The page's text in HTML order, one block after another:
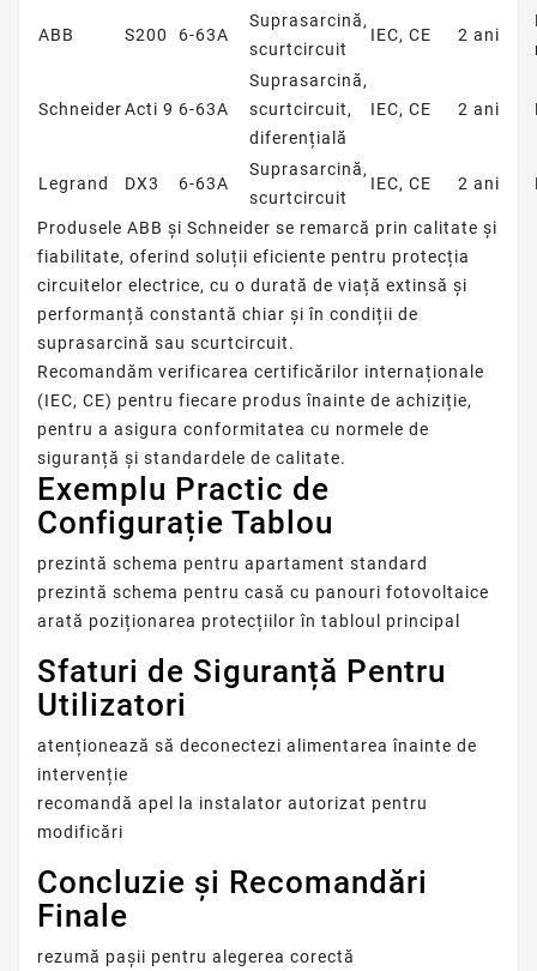
ABB S200 6-63A
Suprasarcină,
scurtcircuit
IEC, CE 2 ani
SchneiderActi 9 6-63A
Suprasarcină,
scurtcircuit,
diferențială
IEC, CE 2 ani
Legrand DX3 6-63A
Suprasarcină,
scurtcircuit
IEC, CE 2 ani
Produsele ABB și Schneider se remarcă prin calitate și
fiabilitate, oferind soluții eficiente pentru protecția
circuitelor electrice, cu o durată de viață extinsă și
performanță constantă chiar și în condiții de
suprasarcină sau scurtcircuit.
Recomandăm verificarea certificărilor internaționale
(IEC, CE) pentru fiecare produs înainte de achiziție,
pentru a asigura conformitatea cu normele de
siguranță și standardele de calitate.
Exemplu Practic de
Configurație Tablou
prezintă schema pentru apartament standard
prezintă schema pentru casă cu panouri fotovoltaice
arată poziționarea protecțiilor în tabloul principal
Sfaturi de Siguranță Pentru
Utilizatori
atenționează să deconectezi alimentarea înainte de
intervenție
recomandă apel la instalator autorizat pentru
modificări
Concluzie și Recomandări
Finale
rezumă pașii pentru alegerea corectă